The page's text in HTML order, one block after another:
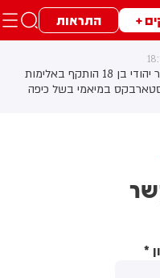
+ התראות
נער יהודי בן 18 הותקף באלימות
במיאמי בשל כיפה
מקלט בשירותים, ופאלמר
על ידי המשטרה המקומית.
*